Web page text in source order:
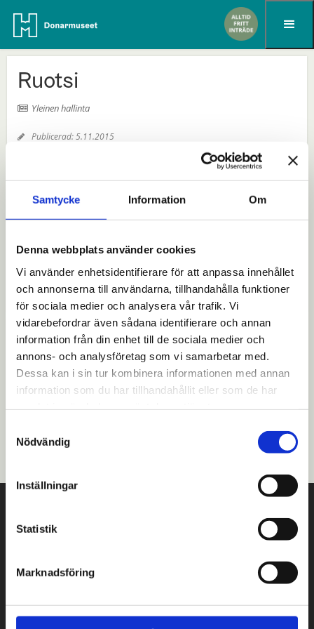
Samtycke Information Om
Denna webbplats använder cookies
Vi använder enhetsidentifierare för att anpassa innehållet
och annonserna till användarna, tillhandahålla funktioner
för sociala medier och analysera vår trafik. Vi
vidarebefordrar även sådana identifierare och annan
information från din enhet till de sociala medier och
annons- och analysföretag som vi samarbetar med.
Dessa kan i sin tur kombinera informationen med annan
information som du har tillhandahållit eller som de har
Nödvändig
Inställningar
Statistik
Marknadsföring
Ruotsi
 Yleinen hallinta
 Publicerad:5.11.2015
Kristinegränden 4
kaupunginmuseo@hel.fi
Andra kontaktuppgifter